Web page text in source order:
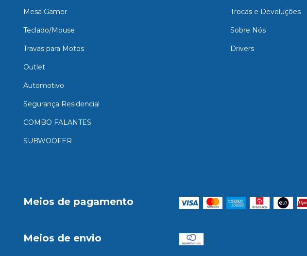
Mesa Gamer
Teclado/Mouse
Travas para Motos
Outlet
Automotivo
Segurança Residencial
COMBO FALANTES
SUBWOOFER
Trocas e Devoluções
Sobre Nós
Drivers
Meios de pagamento
Meios de envio